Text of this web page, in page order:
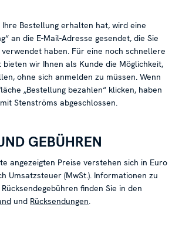
Bestellung erhalten hat, wird eine
an die E-Mail-Adresse gesendet, die Sie
haben. Für eine noch schnellere
bieten wir Ihnen als Kunde die Möglichkeit,
ohne sich anmelden zu müssen. Wenn
„Bestellung bezahlen“ klicken, haben
Stenströms abgeschlossen.
GEBÜHREN
angezeigten Preise verstehen sich in Euro
Umsatzsteuer (MwSt.). Informationen zu
finden Sie in den
und Rücksendungen.